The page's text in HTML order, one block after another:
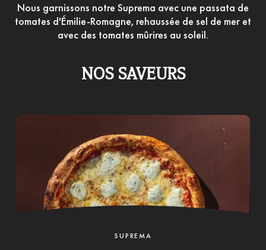
Nous garnissons notre Suprema avec une passata de
tomates d'Émilie-Romagne, rehaussée de sel de mer et
avec des tomates mûrires au soleil.
NOS SAVEURS
SUPREMA